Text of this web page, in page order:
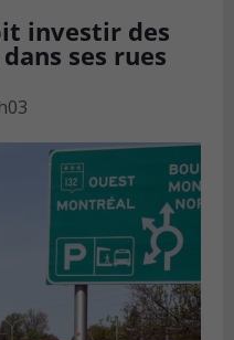
investir des
ses rues